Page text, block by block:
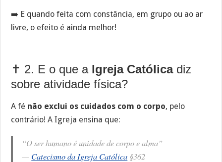
➡️ E quando feita com constância, em grupo ou ao ar
livre, o efeito é ainda melhor!
✝️ 2. E o que a Igreja Católicadiz
sobre atividade física?
A fé não exclui os cuidados com o corpo, pelo
contrário! A Igreja ensina que:
“O ser humano é unidade de corpo e alma”
— Catecismo da Igreja Católica §362